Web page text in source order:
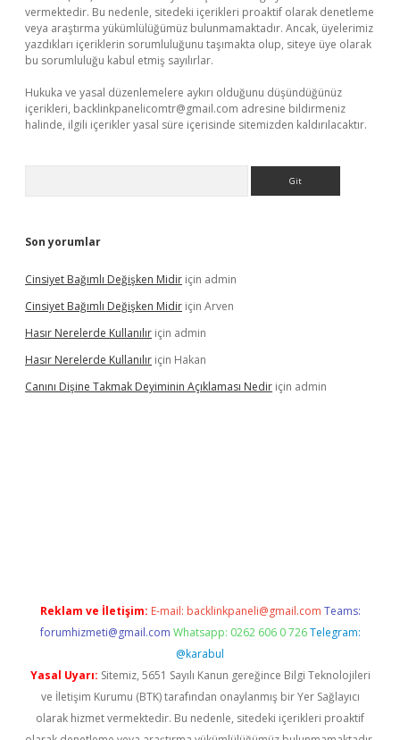
vermektedir. Bu nedenle, sitedeki içerikleri proaktif olarak denetleme
veya araştırma yükümlülüğümüz bulunmamaktadır. Ancak, üyelerimiz
yazdıkları içeriklerin sorumluluğunu taşımakta olup, siteye üye olarak
bu sorumluluğu kabul etmiş sayılırlar.
Hukuka ve yasal düzenlemelere aykırı olduğunu düşündüğünüz
içerikleri, backlinkpanelicomtr@gmail.com adresine bildirmeniz
halinde, ilgili içerikler yasal süre içerisinde sitemizden kaldırılacaktır.
Son yorumlar
Cinsiyet Bağımlı Değişken Midir için admin
Cinsiyet Bağımlı Değişken Midir için Arven
Hasır Nerelerde Kullanılır için admin
Hasır Nerelerde Kullanılır için Hakan
Canını Dişine Takmak Deyiminin Açıklaması Nedir için admin
Reklam ve İletişim: E-mail: backlinkpaneli@gmail.com Teams:
forumhizmeti@gmail.com Whatsapp: 0262 606 0 726 Telegram:
@karabul
Yasal Uyarı: Sitemiz, 5651 Sayılı Kanun gereğince Bilgi Teknolojileri
ve İletişim Kurumu (BTK) tarafından onaylanmış bir Yer Sağlayıcı
olarak hizmet vermektedir. Bu nedenle, sitedeki içerikleri proaktif